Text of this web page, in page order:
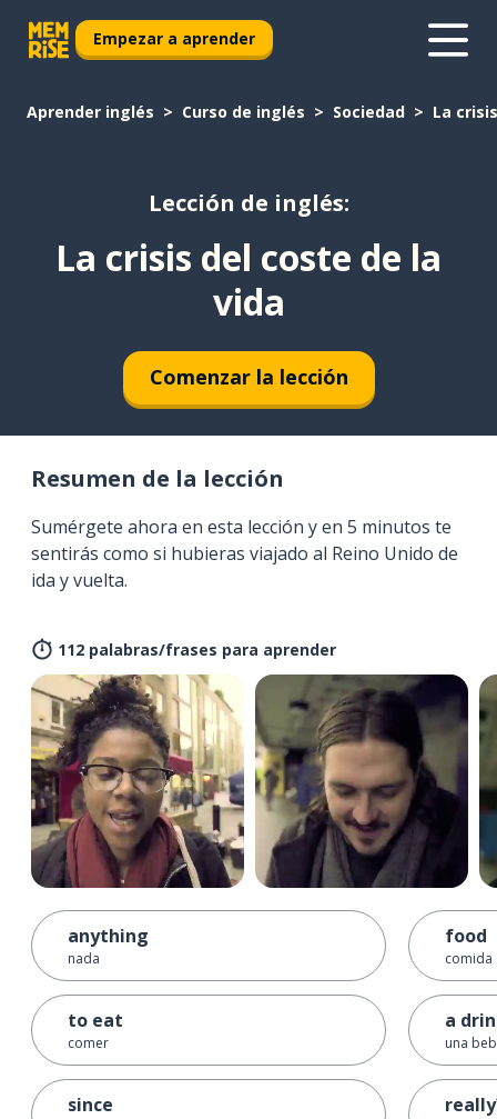
Empezar a aprender
Aprender inglés Curso de inglés Sociedad La
Lección de inglés:
La crisis del coste de la
vida
Comenzar la lección
Resumen de la lección
Sumérgete ahora en esta lección y en 5 minutos te
sentirás como si hubieras viajado al Reino Unido de
ida y vuelta.
112 palabras/frases para aprender
anything
nada
to eat
comer
since
food
comida
a
una